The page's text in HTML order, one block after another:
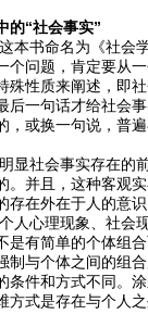
的“社会事实”
书命名为《社会学
个问题，肯定要从
殊性质来阐述，即
后一句话才给社会
，或换一句说，普
社会事实存在的前
。并且，这种客观
存在外在于人的意
人心理现象、社会
是有简单的个体组
制与个体之间的组
条件和方式不同。
方式是存在与个人